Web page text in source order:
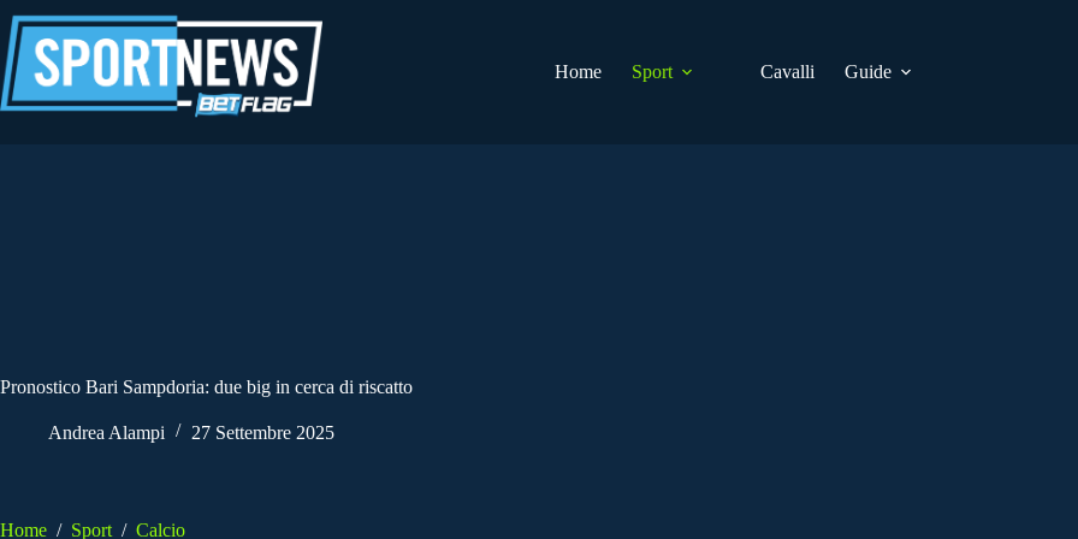
al
contenuto
Home
Sport Cavalli Guide
Pronostico Bari Sampdoria: due big in cerca di riscatto
Andrea Alampi 27 Settembre 2025
Home / Sport / Calcio